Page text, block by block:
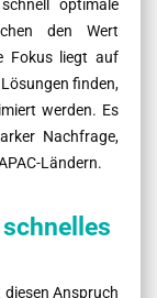
optimale
den Wert
Fokus liegt auf
finden,
werden. Es
Nachfrage,
Ländern.
Anspruch